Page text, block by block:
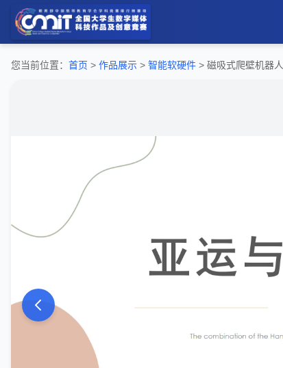
您当前位置： 首页 > 作品展示 > 智能软硬件 > 磁吸式爬壁机器人